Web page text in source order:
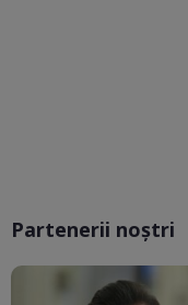
Partenerii noștri